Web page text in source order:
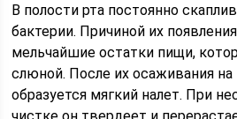
В полости рта постоянно
бактерии. Причиной их
мельчайшие остатки пищи,
слюной. После их осаживания
образуется мягкий налет. При